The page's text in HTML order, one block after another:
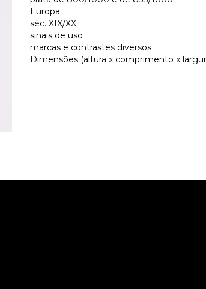
Europa
séc. XIX/XX
sinais de uso
marcas e contrastes diversos
Dimensões (altura x comprimento x